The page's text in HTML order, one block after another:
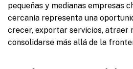
pequeñas y medianas empresas
cercanía representa una
crecer, exportar servicios, atraer
consolidarse más allá de la